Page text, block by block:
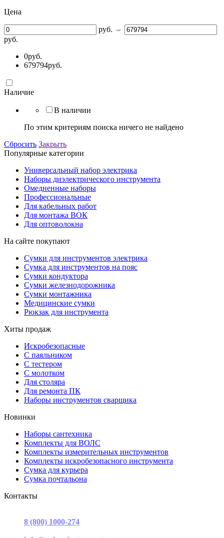
Цена
руб. –
руб.
0руб.
679794руб.
Наличие
В наличии
По этим критериям поиска ничего не найдено
Сбросить Закрыть
Популярные категории
Универсальный набор электрика
Наборы диэлектрического инструмента
Омедненные наборы
Профессиональные
Для кабельных работ
Для монтажа ВОК
Для оптоволокна
На сайте покупают
Сумки для инструментов электрика
Сумка для инструментов на пояс
Сумки кондуктора
Сумки железнодорожника
Сумки монтажника
Медицинские сумки
Рюкзак для инструмента
Хиты продаж
Искробезопасные
С паяльником
С тестером
С молотком
Для столяра
Для ремонта ПК
Наборы инструментов сварщика
Новинки
Наборы сантехника
Комплекты для ВОЛС
Комплекты измерительных инструментов
Комплекты искробезопасного инструмента
Сумка для курьера
Сумка почтальона
Контакты
8 (800) 1000-274